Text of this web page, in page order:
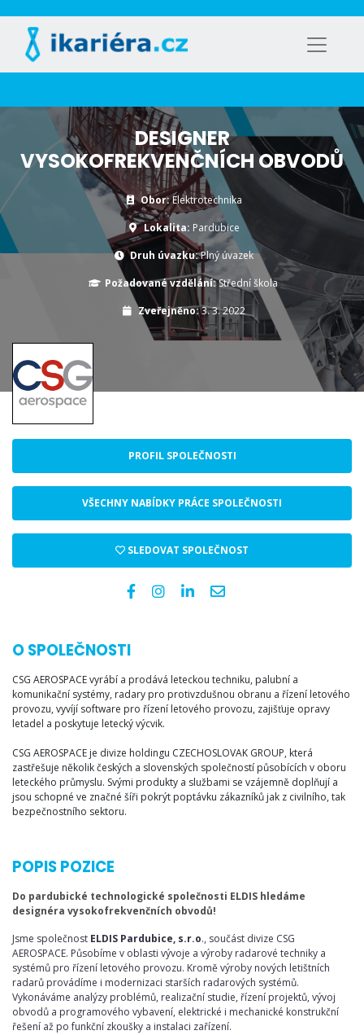
DESIGNER
VYSOKOFREKVENČNÍCH OBVODŮ
Obor:Elektrotechnika
Lokalita: Pardubice
Druh úvazku:Plný úvazek
Požadované vzdělání:Střední škola
Zveřejněno:3. 3. 2022
PROFIL SPOLEČNOSTI
VŠECHNY NABÍDKY PRÁCE SPOLEČNOSTI
SLEDOVAT SPOLEČNOST
O SPOLEČNOSTI
CSG AEROSPACE vyrábí a prodává leteckou techniku, palubní a
komunikační systémy, radary pro protivzdušnou obranu a řízení letového
provozu, vyvíjí software pro řízení letového provozu, zajišťuje opravy
letadel a poskytuje letecký výcvik.
CSG AEROSPACE je divize holdingu CZECHOSLOVAK GROUP, která
zastřešuje několik českých a slovenských společností působících v oboru
leteckého průmyslu. Svými produkty a službami se vzájemně doplňují a
jsou schopné ve značné šíři pokrýt poptávku zákazníků jak z civilního, tak
bezpečnostního sektoru.
POPIS POZICE
Do pardubické technologické společnosti ELDIS hledáme
designéra vysokofrekvenčních obvodů!
Jsme společnost ELDIS Pardubice, s.r.o., součást divize CSG
AEROSPACE. Působíme v oblasti vývoje a výroby radarové techniky a
systémů pro řízení letového provozu. Kromě výroby nových letištních
radarů provádíme i modernizaci starších radarových systémů.
Vykonáváme analýzy problémů, realizační studie, řízení projektů, vývoj
obvodů a programového vybavení, elektrické i mechanické konstrukční
řešení až po funkční zkoušky a instalaci zařízení.